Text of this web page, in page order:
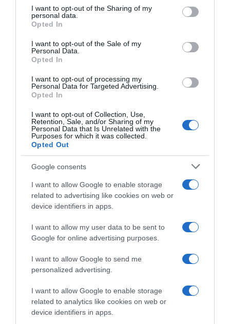
not limited to your visit or usage behaviour. You may click to
grant or deny consent to Google and its third-party tags to
use your data for below specified purposes in below Google
consent section.
I want to opt-out of the Sharing of my
personal data.
Opted In
I want to opt-out of the Sale of my
Personal Data.
Opted In
I want to opt-out of processing my
Personal Data for Targeted Advertising.
Opted In
I want to opt-out of Collection, Use,
Retention, Sale, and/or Sharing of my
Personal Data that Is Unrelated with the
Purposes for which it was collected.
Opted Out
Google consents
I want to allow Google to enable storage
related to advertising like cookies on web or
device identifiers in apps.
I want to allow my user data to be sent to
Google for online advertising purposes.
I want to allow Google to send me
personalized advertising.
I want to allow Google to enable storage
related to analytics like cookies on web or
device identifiers in apps.
ΔΙΕΘΝΗ
Σερβία: Ξεκίνησαν οι έρευνες για τις ποινικές
σιδηροδρομικό σταθμό του Νόβι Σαντ
Αναζητούνται τα αίτια